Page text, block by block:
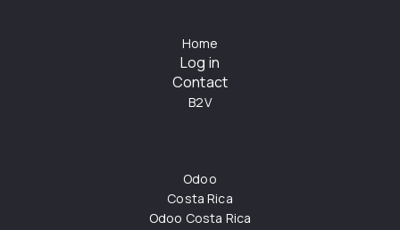
Home
Log in
Contact
B2V
Odoo
Costa Rica
Odoo Costa Rica